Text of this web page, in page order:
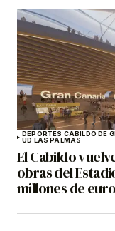
DEPORTES CABILDO DE
UD LAS PALMAS
El Cabildo
obras del
millones de